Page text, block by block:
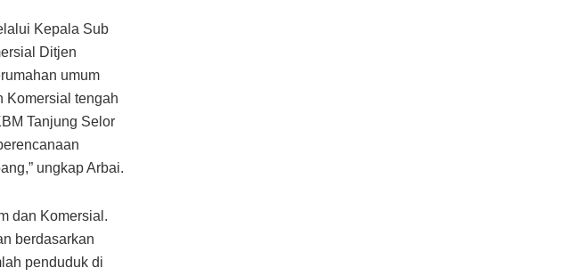
Kepala Sub
Ditjen
umum
Komersial tengah
Tanjung Selor
ungkap Arbai.
dan Komersial.
berdasarkan
penduduk di